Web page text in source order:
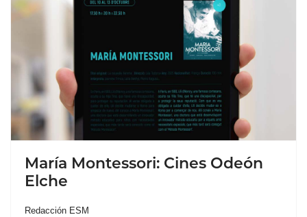
María Montessori: Cines Odeón
Elche
Redacción ESM